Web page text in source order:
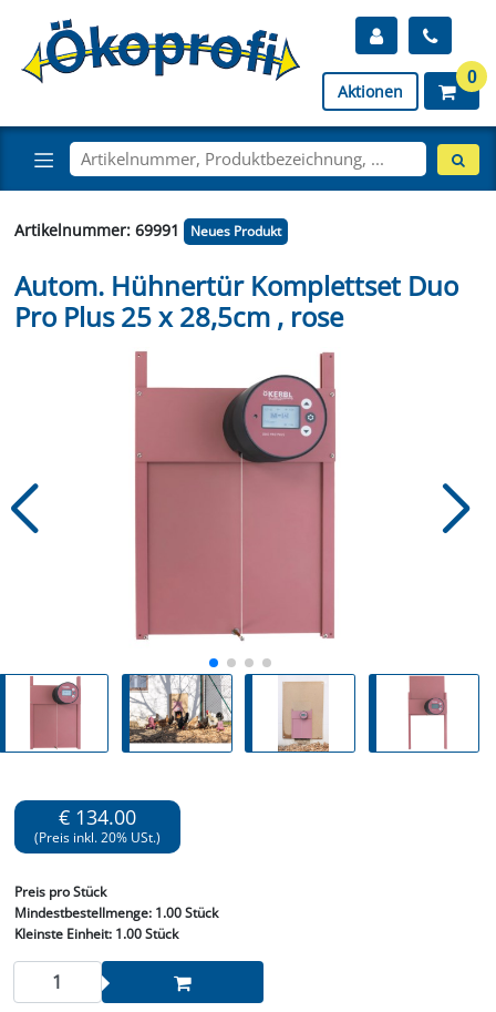
Aktionen
0
Artikelnummer: 69991 Neues Produkt
Autom. Hühnertür Komplettset Duo
Pro Plus 25 x 28,5cm , rose
€ 134.00
(Preis inkl. 20% USt.)
Preis pro Stück
Mindestbestellmenge: 1.00 Stück
Kleinste Einheit:1.00 Stück